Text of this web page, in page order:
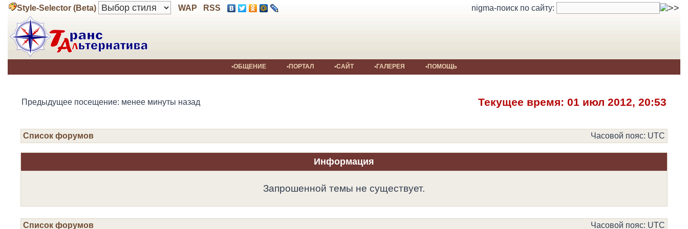
Style-Selector (Beta) WAP RSS nigma-поиск по сайту:
•ОБЩЕНИЕ •ПОРТАЛ •САЙТ •ГАЛЕРЕЯ •ПОМОЩЬ
Предыдущее посещение: менее минуты назад Текущее время: 01 июл 2012, 20:53
Список форумов Часовой пояс: UTC
Информация
Запрошенной темы не существует.
Список форумов Часовой пояс: UTC